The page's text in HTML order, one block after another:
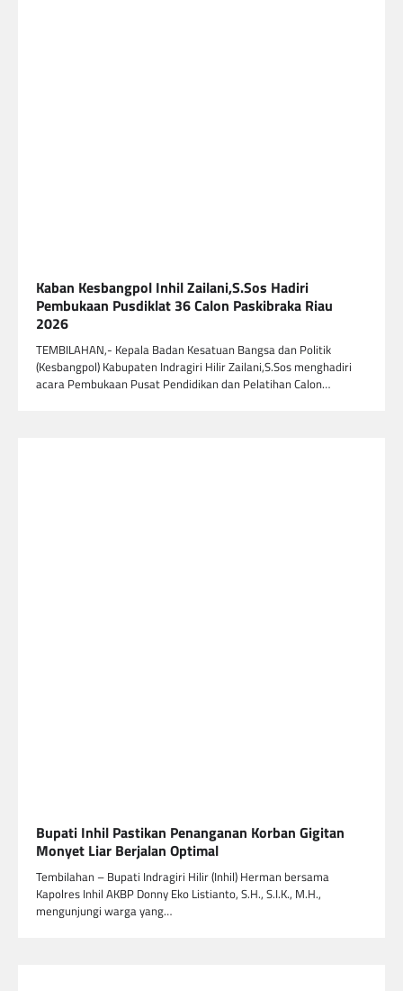
Kaban Kesbangpol Inhil Zailani,S.Sos Hadiri
Pembukaan Pusdiklat 36 Calon Paskibraka Riau
2026
TEMBILAHAN,- Kepala Badan Kesatuan Bangsa dan Politik
(Kesbangpol) Kabupaten Indragiri Hilir Zailani,S.Sos menghadiri
acara Pembukaan Pusat Pendidikan dan Pelatihan Calon…
Bupati Inhil Pastikan Penanganan Korban Gigitan
Monyet Liar Berjalan Optimal
Tembilahan – Bupati Indragiri Hilir (Inhil) Herman bersama
Kapolres Inhil AKBP Donny Eko Listianto, S.H., S.I.K., M.H.,
mengunjungi warga yang…